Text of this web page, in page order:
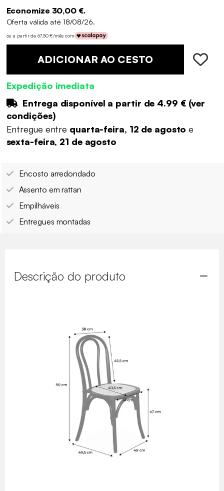
Economize 30,00 €.
Oferta válida até 18/08/26.
ou a partir de 67,50 €/mês com
ADICIONAR AO CESTO
Expedição imediata
Entrega disponível a partir de 4.99 €(ver
condições)
Entregue entre quarta-feira, 12 de agostoe
sexta-feira, 21 de agosto
Encosto arredondado
Assento em rattan
Empilháveis
Entregues montadas
Descrição do produto